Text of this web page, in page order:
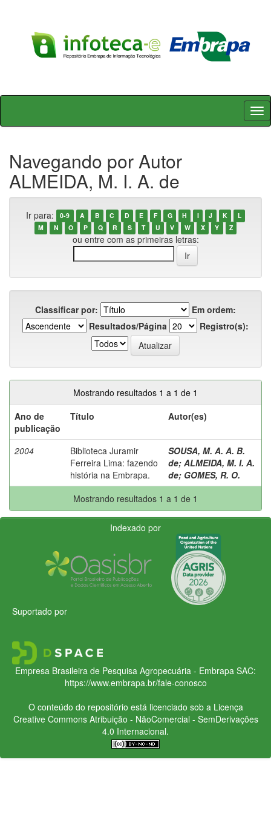
Skip
Navegando por Autor
ALMEIDA, M. I. A. de
Ir para: 0-9 A B C D E F G H I J K
L
M
N O P Q R S T U V W X Y Z
ou entre com as primeiras letras:
Classificar por:
Em ordem:
Resultados/Página
Registro(s):
Mostrando resultados 1 a 1 de 1
Ano de
publicação
Título Autor(es)
2004
Biblioteca Juramir
Ferreira Lima: fazendo
história na Embrapa.
SOUSA, M. A. A. B.
de; ALMEIDA, M. I. A.
de; GOMES, R. O.
Mostrando resultados 1 a 1 de 1
Indexado por
Suportado por
Empresa Brasileira de Pesquisa Agropecuária - Embrapa SAC:
https://www.embrapa.br/fale-conosco
O conteúdo do repositório está licenciado sob a Licença
Creative CommonsAtribuição - NãoComercial - SemDerivações
4.0 Internacional.